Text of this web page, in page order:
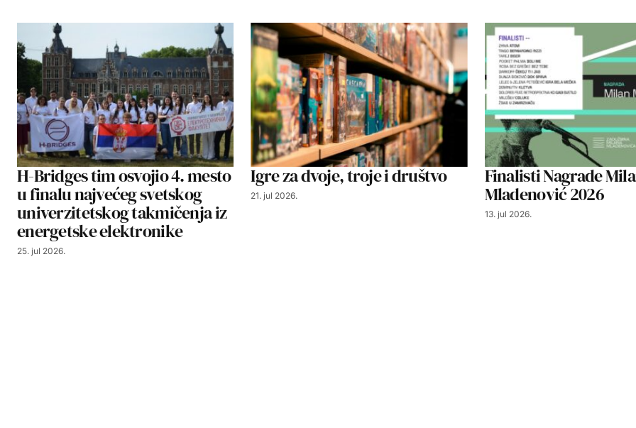
H-Bridges tim osvojio 4. mesto
u finalu najvećeg svetskog
univerzitetskog takmičenja iz
energetske elektronike
25. jul 2026.
Igre za dvoje, troje i društvo
21. jul 2026.
Finalisti Nagrade
Mladenović 2026
13. jul 2026.